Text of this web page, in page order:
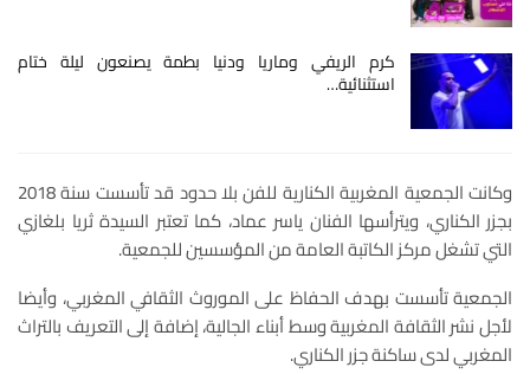
كرم الريفي وماريا ودنيا بطمة يصنعون ليلة ختام
استثنائية…
وكانت الجمعية المغربية الكنارية للفن بلا حدود قد تأسست سنة 2018
بجزر الكناري، ويترأسها الفنان ياسر عماد، كما تعتبر السيدة ثريا بلغازي
التي تشغل مركز الكاتبة العامة من المؤسسين للجمعية.
الجمعية تأسست بهدف الحفاظ على الموروث الثقافي المغربي، وأيضا
لأجل نشر الثقافة المغربية وسط أبناء الجالية، إضافة إلى التعريف بالتراث
المغربي لدى ساكنة جزر الكناري.